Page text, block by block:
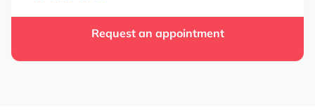
Request an appointment